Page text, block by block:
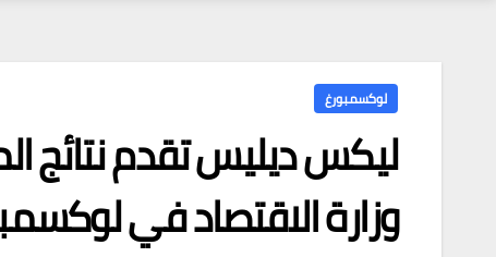
لوكسمبورغ
ليكس ديليس تقدم نتائج
وزارة الاقتصاد في